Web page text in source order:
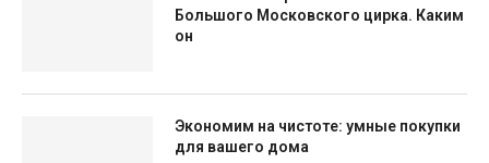
Большого Московского цирка. Каким
он
Экономим на чистоте: умные покупки
для вашего дома